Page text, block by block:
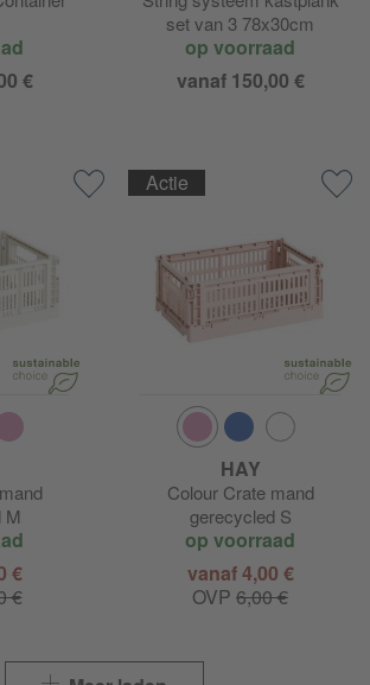
€
set van 3 78x30cm
op voorraad
vanaf 150,00 €
M
€
€
Actie
HAY
Colour Crate mand
gerecycled S
op voorraad
vanaf 4,00 €
OVP 6,00 €